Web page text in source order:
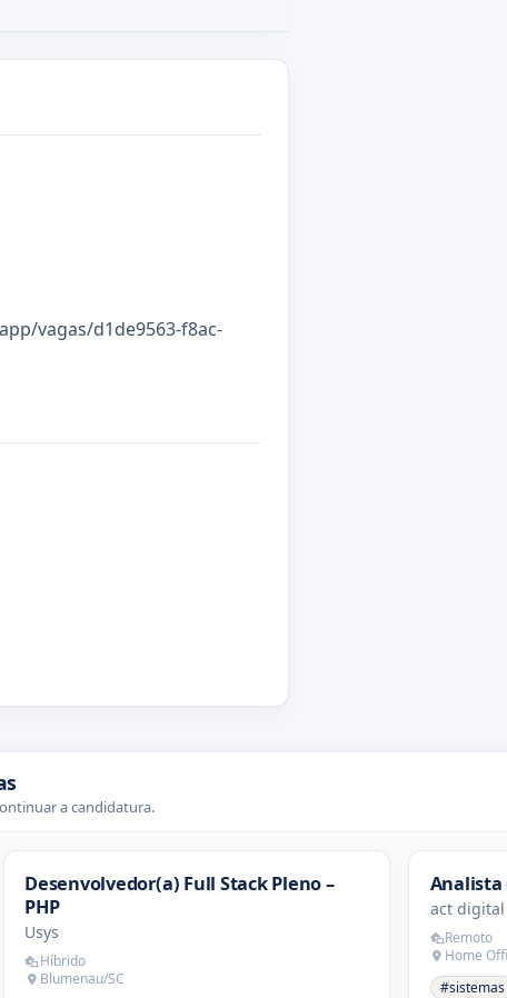
vagas/d1de9563-f8ac-
a candidatura.
Desenvolvedor(a) Full Stack Pleno –
PHP
Usys
Híbrido
Blumenau/SC
Analista
act digital
Remoto
Home
#sistemas